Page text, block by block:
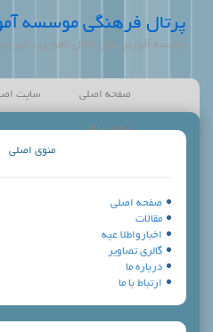
پرتال فرهنگی موسسه
مؤسسه آموزش عالی اقبال لاهوری - غیر
صفحه اصلی سایت
تماس با ما
منوی اصلی
صفحه اصلی
مقالات
اخبارواطلا عيه
گالری تصاویر
درباره ما
ارتباط با ما